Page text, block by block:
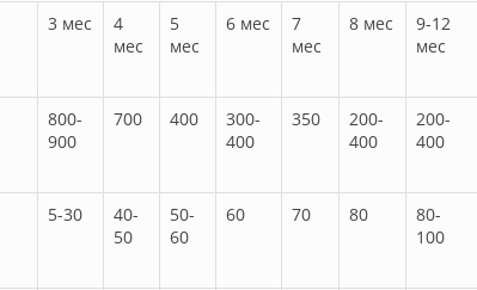
3 мес
4
мес
5
мес
6 мес
7
мес
8 мес
9-12
мес
800-
900
700 400
300-
400
350
200-
400
200-
400
5-30
40-
50
50-
60
60 70 80
80-
100